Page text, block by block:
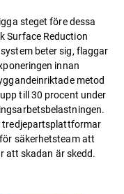
steget före dessa
Surface Reduction
beter sig, flaggar
innan
metod
till 30 procent under
tredjepartsplattformar
säkerhetsteam att
att skadan är skedd.